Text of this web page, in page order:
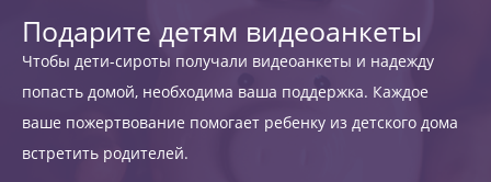
Подарите детям видеоанкеты
Чтобы дети-сироты получали видеоанкеты и надежду
попасть домой, необходима ваша поддержка. Каждое
ваше пожертвование помогает ребенку из детского дома
встретить родителей.